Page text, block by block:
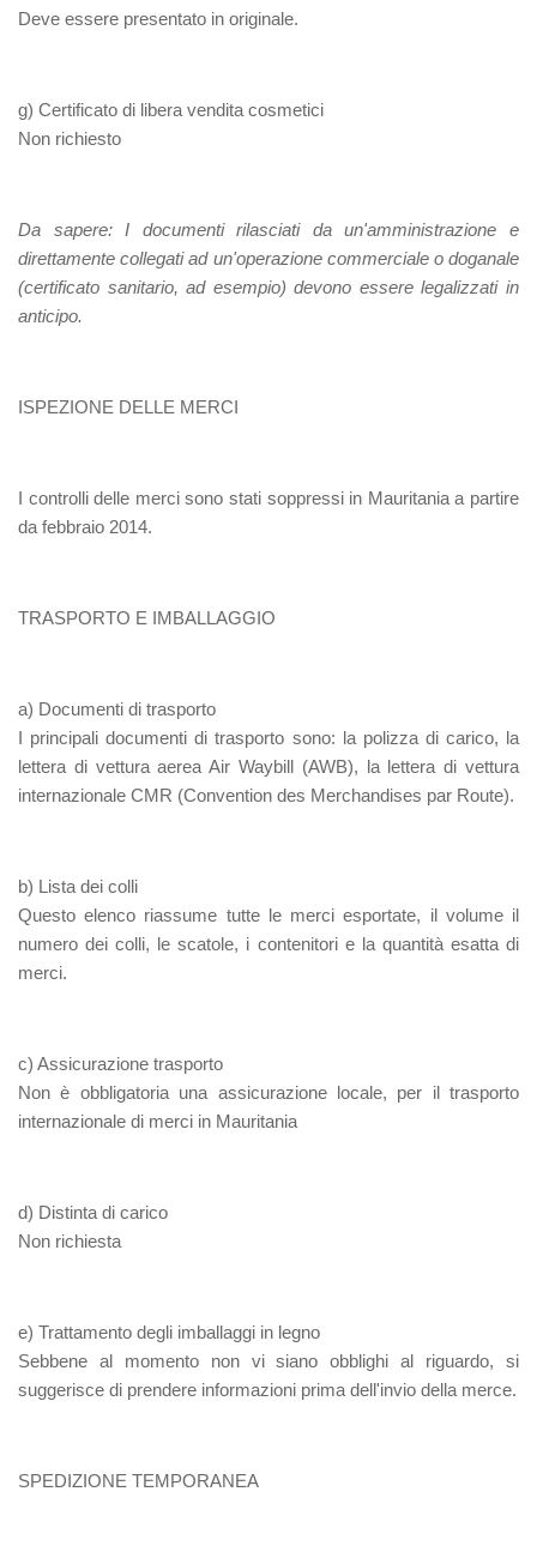
Deve essere presentato in originale.
g) Certificato di libera vendita cosmetici
Non richiesto
Da sapere: I documenti rilasciati da un'amministrazione e
direttamente collegati ad un'operazione commerciale o doganale
(certificato sanitario, ad esempio) devono essere legalizzati in
anticipo.
ISPEZIONE DELLE MERCI
I controlli delle merci sono stati soppressi in Mauritania a partire
da febbraio 2014.
TRASPORTO E IMBALLAGGIO
a) Documenti di trasporto
I principali documenti di trasporto sono: la polizza di carico, la
lettera di vettura aerea Air Waybill (AWB), la lettera di vettura
internazionale CMR (Convention des Merchandises par Route).
b) Lista dei colli
Questo elenco riassume tutte le merci esportate, il volume il
numero dei colli, le scatole, i contenitori e la quantità esatta di
merci.
c) Assicurazione trasporto
Non è obbligatoria una assicurazione locale, per il trasporto
internazionale di merci in Mauritania
d) Distinta di carico
Non richiesta
e) Trattamento degli imballaggi in legno
Sebbene al momento non vi siano obblighi al riguardo, si
suggerisce di prendere informazioni prima dell'invio della merce.
SPEDIZIONE TEMPORANEA